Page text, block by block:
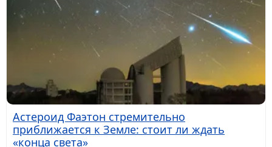
Астероид Фаэтон стремительно
приближается к Земле: стоит ли ждать
«конца света»